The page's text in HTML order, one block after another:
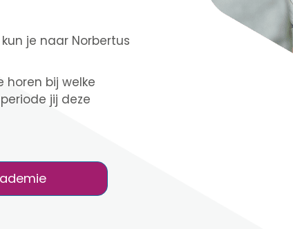
je naar Norbertus
bij welke
jij deze